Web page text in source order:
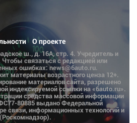
О проекте
ш., д. 16А, стр. 4. Учредитель и
связаться с редакцией или
ошибках: news@6auto.ru.
материалы возрастного ценза 12+.
материалов сайта, разрешено
индексируемой ссылки на «6auto.ru».
средства массовой информации
80885 выдано Федеральной
связи, информационных технологий и